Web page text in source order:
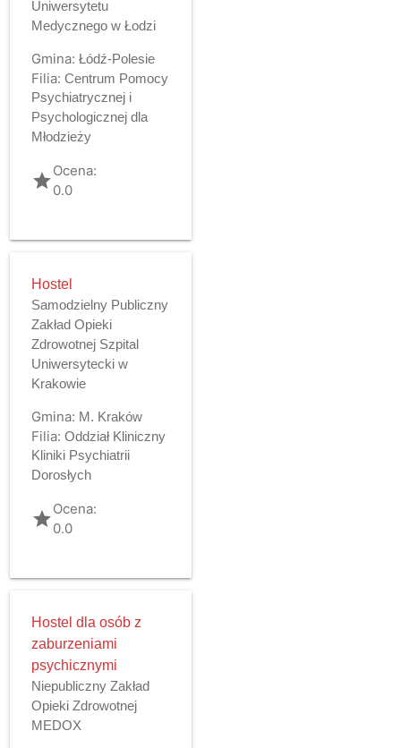
Uniwersytetu
Medycznego w Łodzi
Gmina: Łódź-Polesie
Filia: Centrum Pomocy
Psychiatrycznej i
Psychologicznej dla
Młodzieży
gradeOcena:
0.0
Hostel
Samodzielny Publiczny
Zakład Opieki
Zdrowotnej Szpital
Uniwersytecki w
Krakowie
Gmina: M. Kraków
Filia: Oddział Kliniczny
Kliniki Psychiatrii
Dorosłych
gradeOcena:
0.0
Hostel dla osób z
zaburzeniami
psychicznymi
Niepubliczny Zakład
Opieki Zdrowotnej
MEDOX